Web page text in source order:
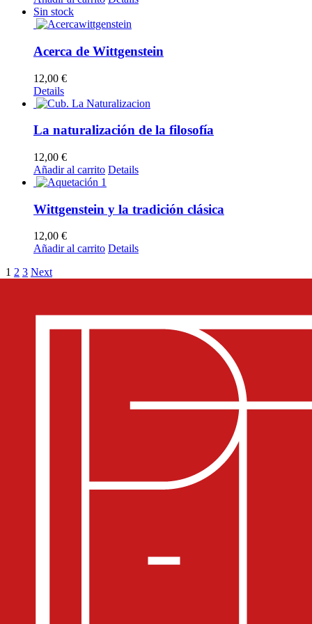
Sin stock
Acerca de Wittgenstein
12,00 €
Details
La naturalización de la filosofía
12,00 €
Añadir al carrito Details
Wittgenstein y la tradición clásica
12,00 €
Añadir al carrito Details
1 2 3 Next